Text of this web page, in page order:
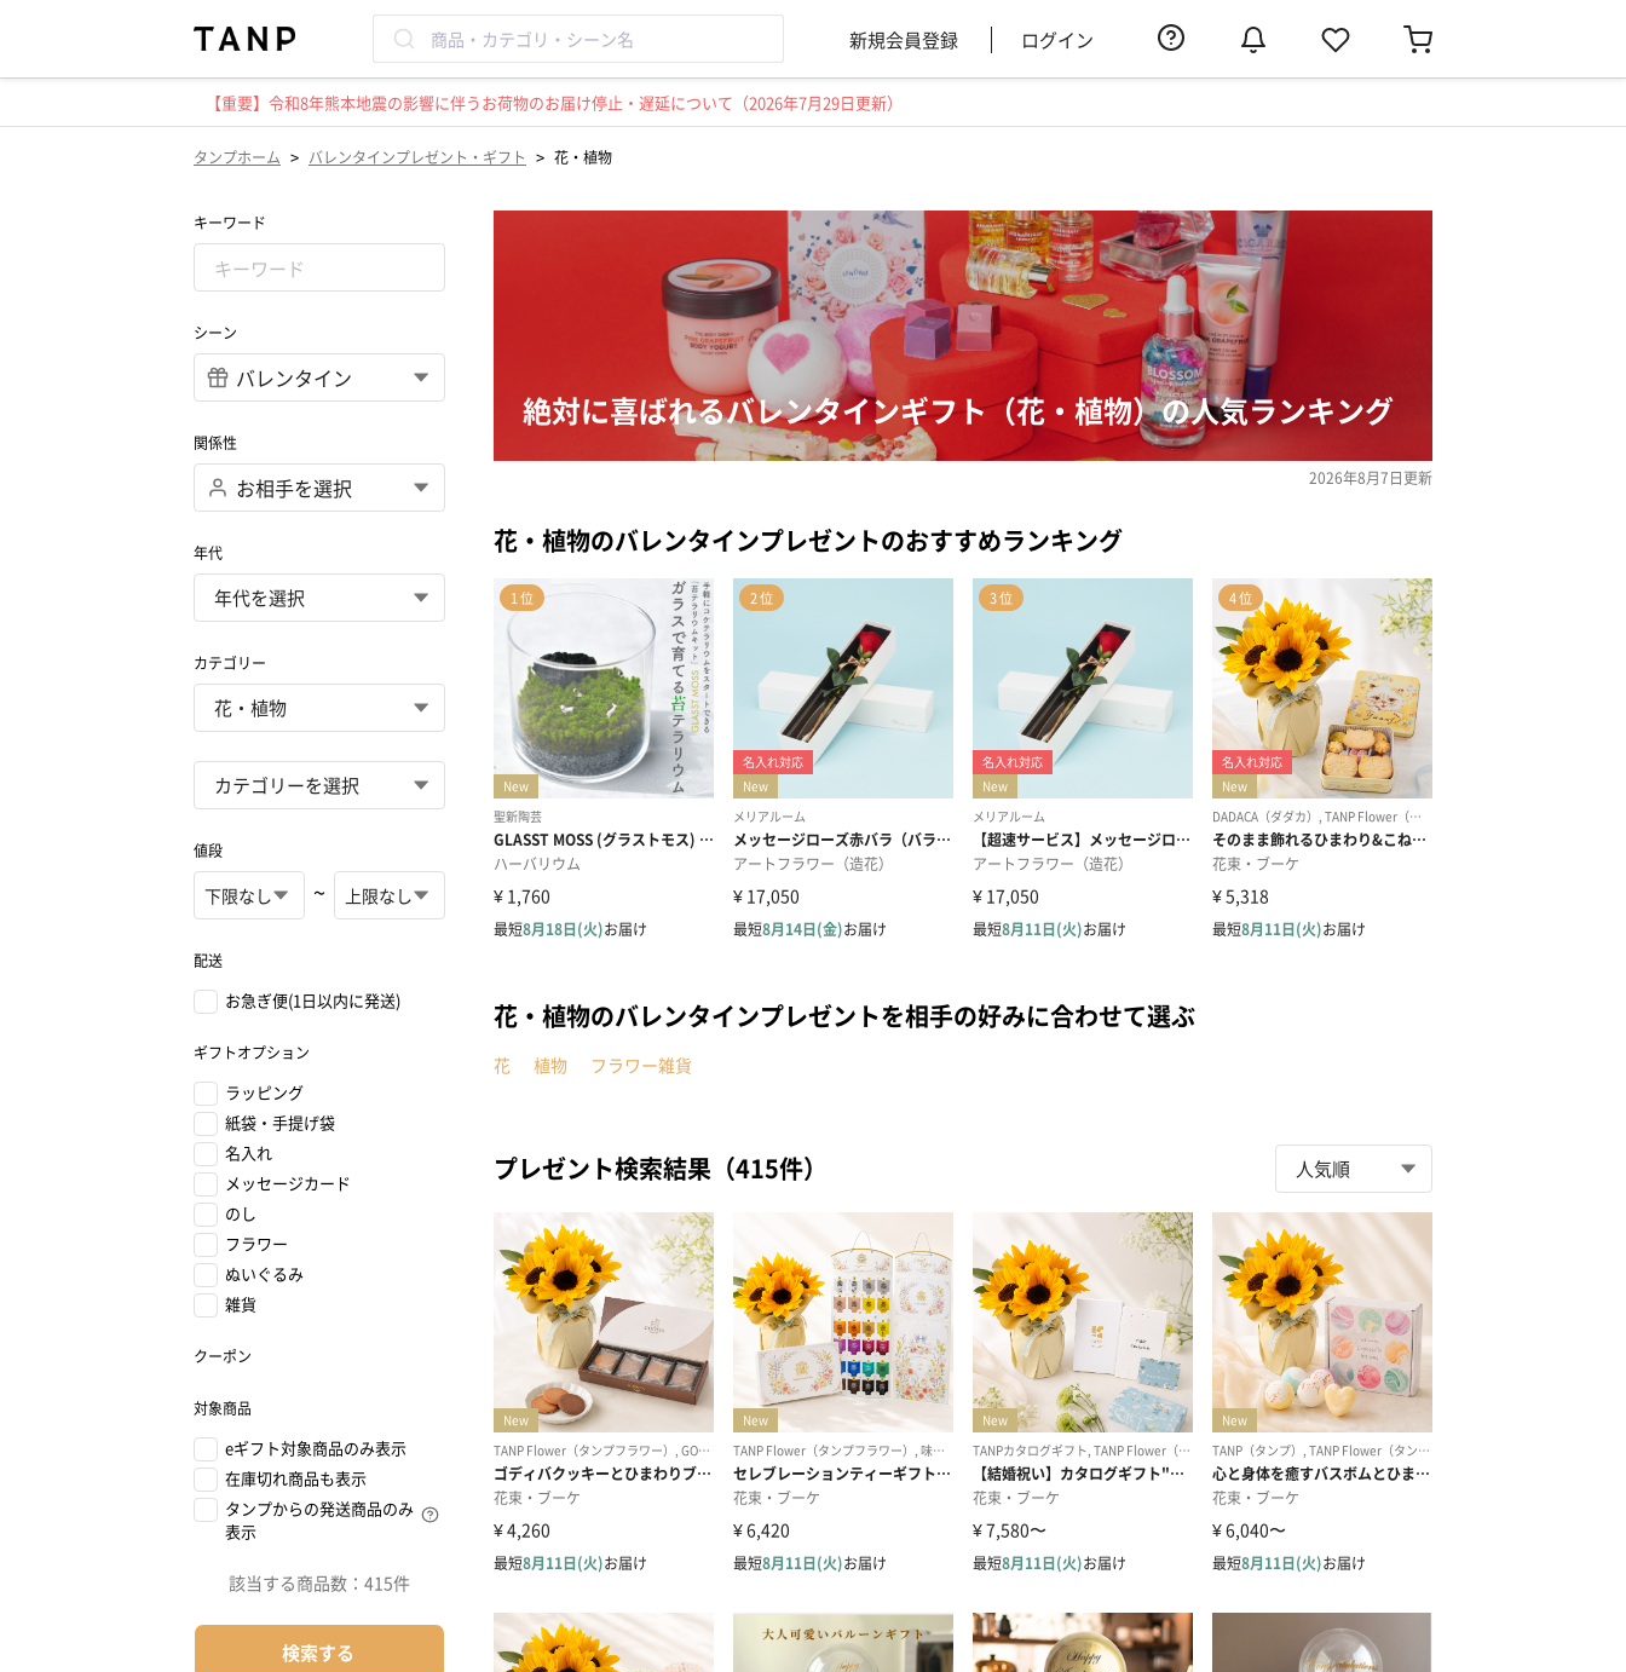
新規会員登録 ログイン
【重要】令和8年熊本地震の影響に伴うお荷物のお届け停止・遅延について（2026年7月29日更新）
タンプホーム > バレンタインプレゼント・ギフト > 花・植物
キーワード
シーン
関係性
年代
カテゴリー
値段
~
配送
お急ぎ便(1日以内に発送)
ギフトオプション
ラッピング
紙袋・手提げ袋
名入れ
メッセージカード
のし
フラワー
ぬいぐるみ
雑貨
クーポン
対象商品
eギフト対象商品のみ表示
在庫切れ商品も表示
タンプからの発送商品のみ
表示
該当する商品数： 415件
検索する
絶対に喜ばれるバレンタインギフト（花・植物）の人気ランキング
2026年8月7日更新
花・植物のバレンタインプレゼントのおすすめランキング
花・植物のバレンタインプレゼントを相手の好みに合わせて選ぶ
花 植物 フラワー雑貨
プレゼント検索結果（415件）